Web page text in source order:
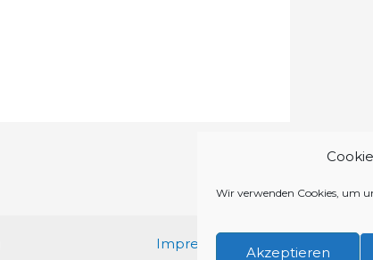
Wir verwenden Cookies, um
Akzeptieren
Impressum/